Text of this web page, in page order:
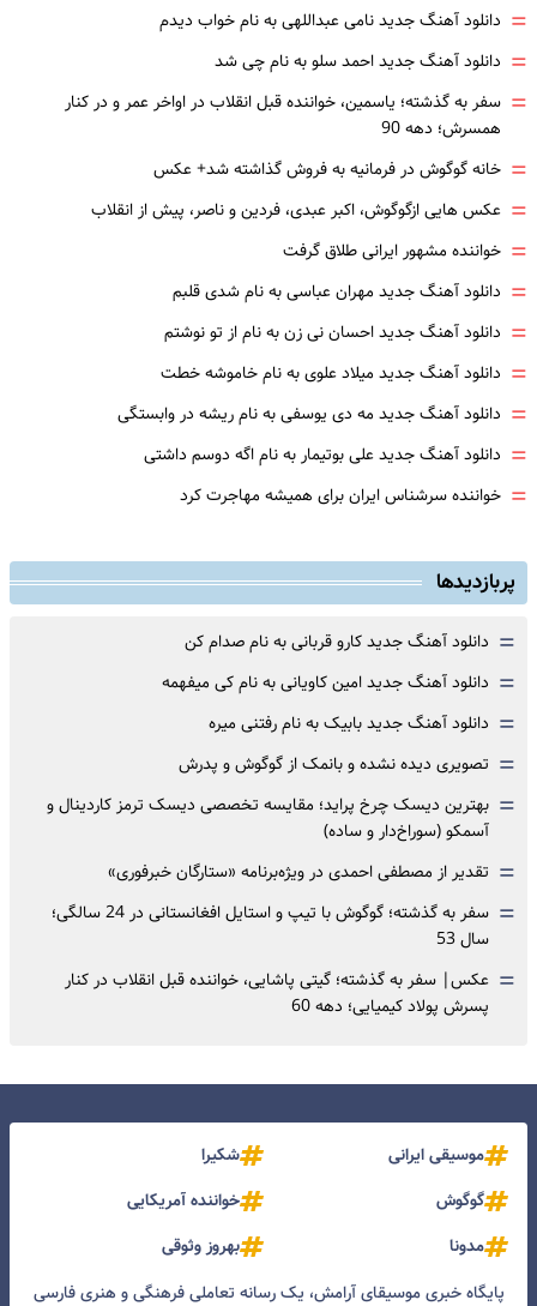
= دانلود آهنگ جدید نامی عبداللهی به نام خواب دیدم
= دانلود آهنگ جدید احمد سلو به نام چی شد
= سفر به گذشته؛ یاسمین، خواننده قبل انقلاب در اواخر عمر و در کنار
همسرش؛ دهه 90
= خانه گوگوش در فرمانیه به فروش گذاشته شد+ عکس
= عکس هایی ازگوگوش، اکبر عبدی، فردین و ناصر، پیش از انقلاب
= خواننده مشهور ایرانی طلاق گرفت
= دانلود آهنگ جدید مهران عباسی به نام شدی قلبم
= دانلود آهنگ جدید احسان نی زن به نام از تو نوشتم
= دانلود آهنگ جدید میلاد علوی به نام خاموشه خطت
= دانلود آهنگ جدید مه دی یوسفی به نام ریشه در وابستگی
= دانلود آهنگ جدید علی بوتیمار به نام اگه دوسم داشتی
= خواننده سرشناس ایران برای همیشه مهاجرت کرد
پربازدیدها
= دانلود آهنگ جدید کارو قربانی به نام صدام کن
= دانلود آهنگ جدید امین کاویانی به نام کی میفهمه
= دانلود آهنگ جدید بابیک به نام رفتنی میره
= تصویری دیده نشده و بانمک از گوگوش و پدرش
= بهترین دیسک چرخ پراید؛ مقایسه تخصصی دیسک ترمز کاردینال و
آسمکو (سوراخ‌دار و ساده)
= تقدیر از مصطفی احمدی در ویژه‌برنامه «ستارگان خبرفوری»
=
سفر به گذشته؛ گوگوش با تیپ و استایل افغانستانی در 24 سالگی؛
سال 53
= عکس| سفر به گذشته؛ گیتی پاشایی، خواننده قبل انقلاب در کنار
پسرش پولاد کیمیایی؛ دهه 60
موسیقی ایرانی
شکیرا
گوگوش
خواننده آمریکایی
مدونا
بهروز وثوقی
پایگاه خبری موسیقای آرامش، یک رسانه تعاملی فرهنگی و هنری فارسی